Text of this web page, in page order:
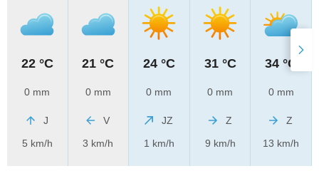
22 °C
0 mm
J
5 km/h
21 °C
0 mm
V
3 km/h
24 °C
0 mm
JZ
1 km/h
31 °C
0 mm
Z
9 km/h
34 °C
0 mm
Z
13 km/h